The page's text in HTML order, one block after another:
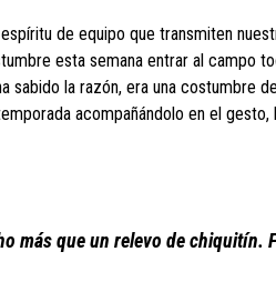
de equipo que transmiten
esta semana entrar al campo
sabido la razón, era una costumbre
acompañándolo en el
más que un relevo de chiquitín.